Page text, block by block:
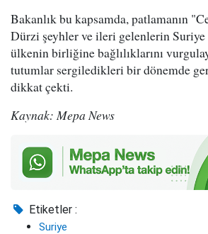
Bakanlık bu kapsamda, patlamanın
Dürzi şeyhler ve ileri gelenlerin Suriye
ülkenin birliğine bağlılıklarını
tutumlar sergiledikleri bir dönemde
dikkat çekti.
Kaynak: Mepa News
Etiketler :
Suriye